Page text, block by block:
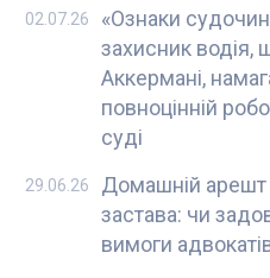
«Ознаки
захисник водія,
Аккермані,
повноцінній
суді
02.07.26
Домашній арешт
застава: чи
вимоги
29.06.26